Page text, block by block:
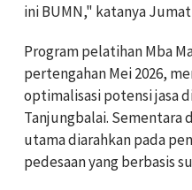
ini BUMN," katanya
Program pelatihan Mba
pertengahan Mei 2026,
optimalisasi potensi jasa
Tanjungbalai. Sementara
utama diarahkan pada
pedesaan yang berbasis